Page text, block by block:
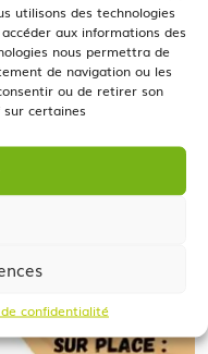
utilisons des technologies
aux informations des
nous permettra de
de navigation ou les
ou de retirer son
certaines
confidentialité